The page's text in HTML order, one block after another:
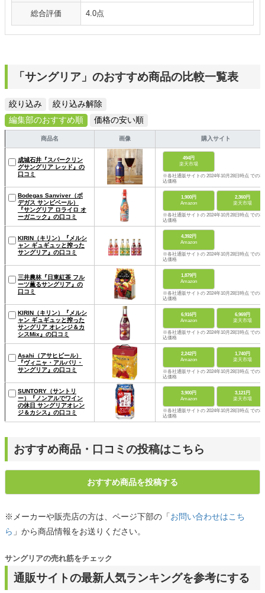
総合評価 4.0点
「サングリア」のおすすめ商品の比較一覧表
絞り込み
絞り込み解除
編集部のおすすめ順
価格の安い順
商品名 画像 購入サイト
成城石井『スパークリン
グサングリア レッド』の
口コミ
494円
楽天市場
※各社通販サイトの 2024年10月28日時点 での税
込価格
Bodegas Sanviver（ボ
デガス サンビベール）
『サングリア ロライロ オ
ーガニック』の口コミ
1,900円
Amazon
2,360円
楽天市場
※各社通販サイトの 2024年10月28日時点 での税
込価格
KIRIN（キリン）『メルシ
ャン ギュギュッと搾った
サングリア』の口コミ
4,392円
Amazon
※各社通販サイトの 2024年10月28日時点 での税
込価格
三井農林『日東紅茶 フル
ーツ薫るサングリア』の
口コミ
1,879円
Amazon
※各社通販サイトの 2024年10月28日時点 での税
込価格
KIRIN（キリン）『メルシ
ャン ギュギュッと搾った
サングリア オレンジ＆カ
シスMix』の口コミ
6,916円
Amazon
6,969円
楽天市場
※各社通販サイトの 2024年10月28日時点 での税
込価格
Asahi（アサヒビール）
『ヴィニャ・アルバリ・
サングリア』の口コミ
2,242円
Amazon
1,740円
楽天市場
※各社通販サイトの 2024年10月28日時点 での税
込価格
SUNTORY（サントリ
ー）『ノンアルでワイン
の休日 サングリアオレン
ジ＆カシス』の口コミ
3,900円
Amazon
3,121円
楽天市場
※各社通販サイトの 2024年10月28日時点 での税
込価格
おすすめ商品・口コミの投稿はこちら
おすすめ商品を投稿する
※メーカーや販売店の方は、ページ下部の「お問い合わせはこち
ら 」から商品情報をお送りください。
通販サイトの最新人気ランキングを参考にする
サングリアの売れ筋をチェック